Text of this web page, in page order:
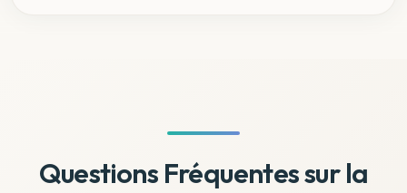
Questions Fréquentes sur la